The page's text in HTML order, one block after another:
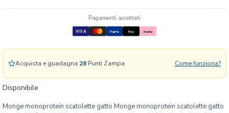
Disponibile
Monge monoprotein scatolette gatto Monge monoprotein scatolette gatto
i
n
c
t
Acquista e guadagna 28 Punti Zampa Come funziona?
Pagamenti accettati
VISA PayPal Pay Klarna